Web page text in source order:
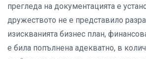
прегледа на документацията е
дружеството не е представило
изискванията бизнес план,
е била попълнена адекватно, в